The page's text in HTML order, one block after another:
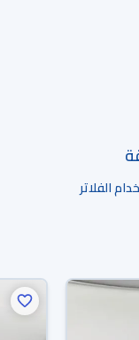
الفلاتر